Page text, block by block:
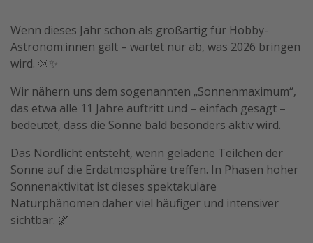
Reise Journal
Familienurlaub in der Türkei
Rundreisen in Thailand
Bahnreisen in der Schweiz
Reisepassfreie Reiseziele
Travel Know How
Silvesterreisen
Last Minute Urlaub Mallorca
Last Minute Urlaub Deutschland
Wenn dieses Jahr schon als großartig für Hobby-
Astronom:innen galt – wartet nur ab, was 2026 bringen
wird. 🌞✨
Wir nähern uns dem sogenannten „Sonnenmaximum“,
das etwa alle 11 Jahre auftritt und – einfach gesagt –
bedeutet, dass die Sonne bald besonders aktiv wird.
Das Nordlicht entsteht, wenn geladene Teilchen der
Sonne auf die Erdatmosphäre treffen. In Phasen hoher
Sonnenaktivität ist dieses spektakuläre
Naturphänomen daher viel häufiger und intensiver
sichtbar. 🌌